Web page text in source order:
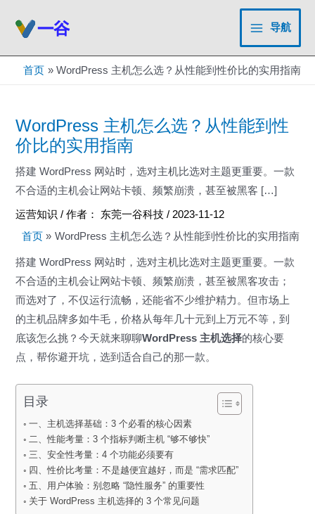
Main
Menu
导航
首页 WordPress 主机怎么选？从性能到性价比的实用指南
WordPress 主机怎么选？从性能到性
价比的实用指南
搭建 WordPress 网站时，选对主机比选对主题更重要。一款
不合适的主机会让网站卡顿、频繁崩溃，甚至被黑客 […]
运营知识 / 作者： 东莞一谷科技/ 2023-11-12
首页
WordPress 主机怎么选？从性能到性价比的实用指南
搭建 WordPress 网站时，选对主机比选对主题更重要。一款
不合适的主机会让网站卡顿、频繁崩溃，甚至被黑客攻击；
而选对了，不仅运行流畅，还能省不少维护精力。但市场上
的主机品牌多如牛毛，价格从每年几十元到上万元不等，到
底该怎么挑？今天就来聊聊WordPress 主机选择的核心要
点，帮你避开坑，选到适合自己的那一款。
目录
一、主机选择基础：3 个必看的核心因素
二、性能考量：3 个指标判断主机 “够不够快”
三、安全性考量：4 个功能必须要有
四、性价比考量：不是越便宜越好，而是 “需求匹配”
五、用户体验：别忽略 “隐性服务” 的重要性
关于 WordPress 主机选择的 3 个常见问题